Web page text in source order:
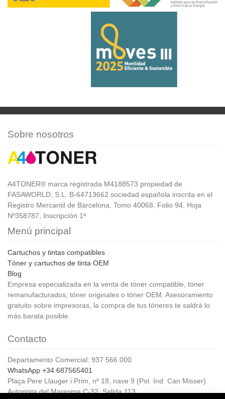
Sobre nosotros
A4TONER® marca registrada M4188573 propiedad de
FASAWORLD, S.L. B-64713662 sociedad española inscrita en el
Registro Mercantil de Barcelona, Tomo 40068, Folio 94, Hoja
Nº358787, Inscripción 1ª
Menú principal
Cartuchos y tintas compatibles
Tóner y cartuchos de tinta OEM
Blog
Empresa especializada en la venta de tóner compatible, tóner
remanufacturados, tóner originales o tóner OEM. Asesoramiento
gratuito sobre impresoras, la compra de tus tóneres te saldrá lo
más barata posible.
Contacto
Departamento Comercial: 937 566 000
WhatsApp +34 687565401
Plaça Pere Llauger i Prim, nº 18, nave 9 (Pol. Ind. Can Misser)
Autopista del Maresme C-32, Salida 113